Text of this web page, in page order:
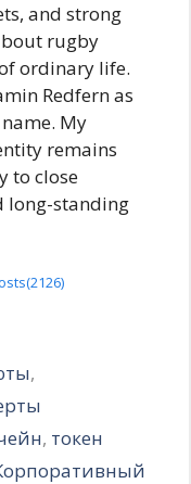
and strong
rugby
ordinary life.
Redfern as
My
remains
to close
long-standing
,
, токен